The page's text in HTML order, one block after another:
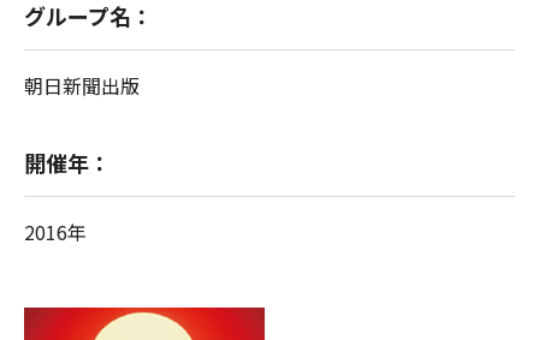
グループ名：
朝日新聞出版
開催年：
2016年